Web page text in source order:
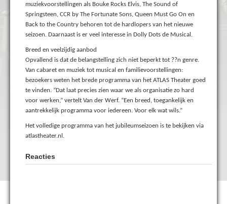
muziekvoorstellingen als Bouke Rocks Elvis, The Sound of
Springsteen, CCR by The Fortunate Sons, Queen Must Go On en
Back to the Country behoren tot de hardlopers van het nieuwe
seizoen. Daarnaast is er veel interesse in Dolly Dots de Musical.
Breed en veelzijdig aanbod
Opvallend is dat de belangstelling zich niet beperkt tot ??n genre.
Van cabaret en muziek tot musical en familievoorstellingen:
bezoekers weten het brede programma van het ATLAS Theater goed
te vinden. “Dat laat precies zien waar we als organisatie zo hard
voor werken,” vertelt Van der Werf. “Een breed, toegankelijk en
aantrekkelijk programma voor iedereen. Voor elk wat wils.”
Het volledige programma van het jubileumseizoen is te bekijken via
atlastheater.nl.
Reacties